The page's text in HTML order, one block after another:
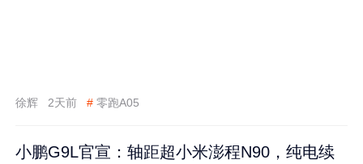
徐辉 2天前 # 零跑A05
小鹏G9L官宣：轴距超小米澎程N90，纯电续